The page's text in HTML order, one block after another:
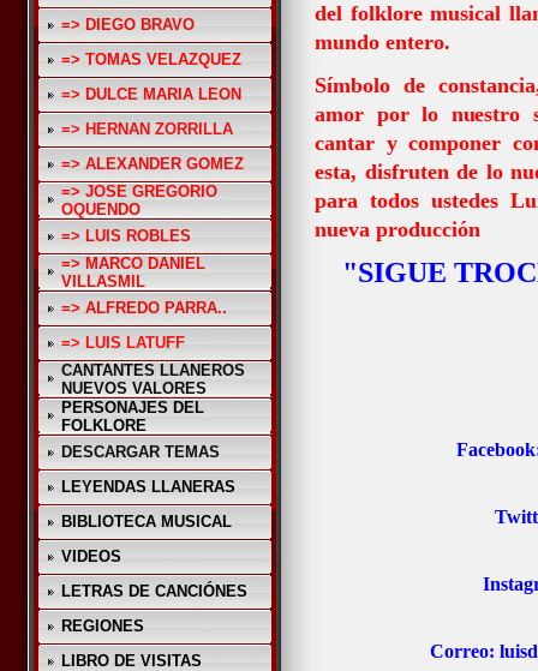
=> DIEGO BRAVO
=> TOMAS VELAZQUEZ
=> DULCE MARIA LEON
=> HERNAN ZORRILLA
=> ALEXANDER GOMEZ
=> JOSE GREGORIO
OQUENDO
=> LUIS ROBLES
=> MARCO DANIEL
VILLASMIL
=> ALFREDO PARRA..
=> LUIS LATUFF
CANTANTES LLANEROS
NUEVOS VALORES
PERSONAJES DEL
FOLKLORE
DESCARGAR TEMAS
LEYENDAS LLANERAS
BIBLIOTECA MUSICAL
VIDEOS
LETRAS DE CANCIÓNES
REGIONES
LIBRO DE VISITAS
del folklore musical
mundo entero.
Símbolo de
amor por lo nuestro
cantar y componer
esta, disfruten de lo
para todos ustedes
nueva producción
"SIGUE
Correo: